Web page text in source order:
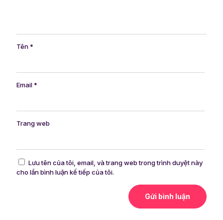
Tên*
Email*
Trang web
Lưu tên của tôi, email, và trang web trong trình duyệt này
cho lần bình luận kế tiếp của tôi.